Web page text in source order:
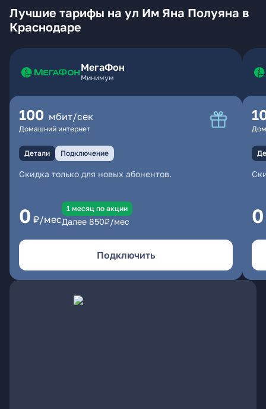
Лучшие тарифы на ул Им Яна Полуяна в
Краснодаре
МегаФон
Минимум
100 мбит/сек
Домашний интернет
Детали Подключение
Скидка только для новых абонентов.
0 ₽/мес
1 месяц по акции
Далее 850₽/мес
Подключить
0